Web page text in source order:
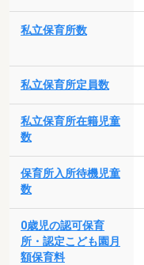
私立保育所数
私立保育所定員数
私立保育所在籍児童
数
保育所入所待機児童
数
0歳児の認可保育
所・認定こども園月
額保育料